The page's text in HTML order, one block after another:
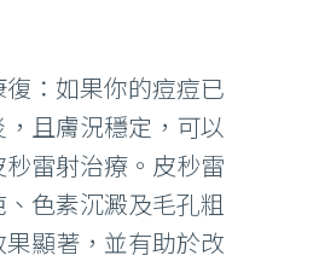
：如果你的痘痘已
且膚況穩定，可以
雷射治療。皮秒雷
色素沉澱及毛孔粗
顯著，並有助於改